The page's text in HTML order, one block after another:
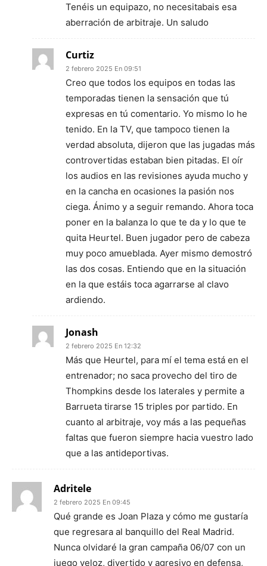
Tenéis un equipazo, no necesitabais esa
aberración de arbitraje. Un saludo
Curtiz
2 febrero 2025 En 09:51
Creo que todos los equipos en todas las
temporadas tienen la sensación que tú
expresas en tú comentario. Yo mismo lo he
tenido. En la TV, que tampoco tienen la
verdad absoluta, dijeron que las jugadas más
controvertidas estaban bien pitadas. El oír
los audios en las revisiones ayuda mucho y
en la cancha en ocasiones la pasión nos
ciega. Ánimo y a seguir remando. Ahora toca
poner en la balanza lo que te da y lo que te
quita Heurtel. Buen jugador pero de cabeza
muy poco amueblada. Ayer mismo demostró
las dos cosas. Entiendo que en la situación
en la que estáis toca agarrarse al clavo
ardiendo.
Jonash
2 febrero 2025 En 12:32
Más que Heurtel, para mí el tema está en el
entrenador; no saca provecho del tiro de
Thompkins desde los laterales y permite a
Barrueta tirarse 15 triples por partido. En
cuanto al arbitraje, voy más a las pequeñas
faltas que fueron siempre hacia vuestro lado
que a las antideportivas.
Adritele
2 febrero 2025 En 09:45
Qué grande es Joan Plaza y cómo me gustaría
que regresara al banquillo del Real Madrid.
Nunca olvidaré la gran campaña 06/07 con un
juego veloz, divertido y agresivo en defensa,